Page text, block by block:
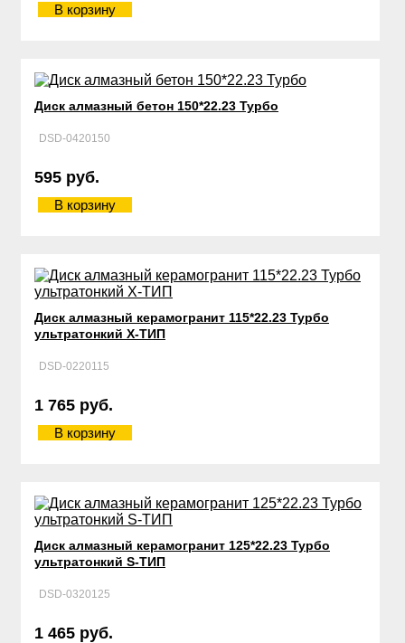
В корзину
Диск алмазный бетон 150*22.23 Турбо
DSD-0420150
595 руб.
В корзину
Диск алмазный керамогранит 115*22.23 Турбо
ультратонкий Х-ТИП
DSD-0220115
1 765 руб.
В корзину
Диск алмазный керамогранит 125*22.23 Турбо
ультратонкий S-ТИП
DSD-0320125
1 465 руб.